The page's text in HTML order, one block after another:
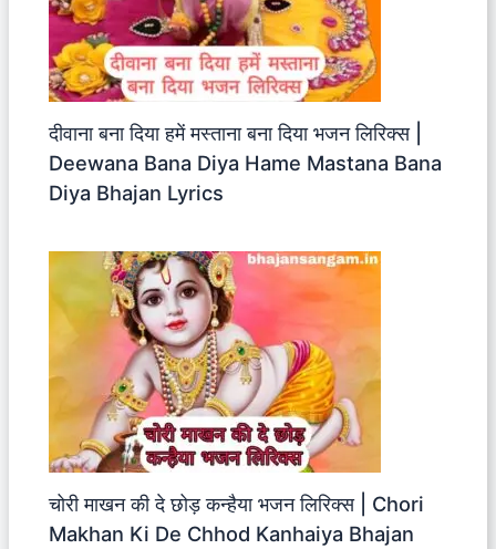
दीवाना बना दिया हमें मस्ताना बना दिया भजन लिरिक्स |
Deewana Bana Diya Hame Mastana Bana
Diya Bhajan Lyrics
चोरी माखन की दे छोड़ कन्हैया भजन लिरिक्स | Chori
Makhan Ki De Chhod Kanhaiya Bhajan